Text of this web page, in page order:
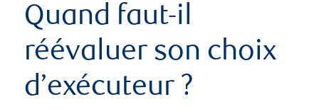
Quand faut-il
réévaluer son choix
d’exécuteur ?